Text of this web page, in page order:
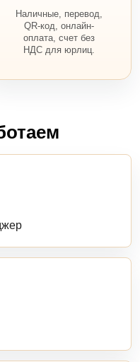
Наличные, перевод,
QR-код, онлайн-
оплата, счет без
НДС для юрлиц.